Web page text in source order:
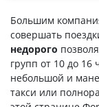
Большим
совершать
недорого
групп от 10 до 16
небольшой и
такси или